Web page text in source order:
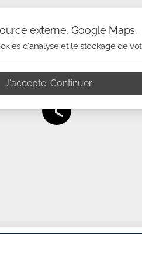
externe, Google Maps.
d'analyse et le stockage de
J'accepte. Continuer